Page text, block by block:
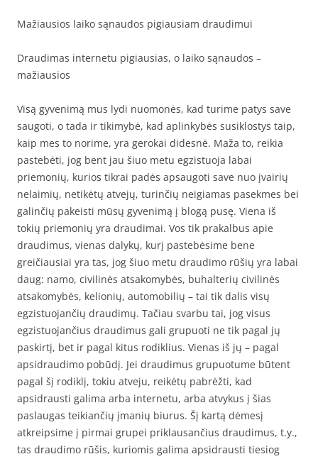
Mažiausios laiko sąnaudos pigiausiam draudimui
Draudimas internetu pigiausias, o laiko sąnaudos –
mažiausios
Visą gyvenimą mus lydi nuomonės, kad turime patys save
saugoti, o tada ir tikimybė, kad aplinkybės susiklostys taip,
kaip mes to norime, yra gerokai didesnė. Maža to, reikia
pastebėti, jog bent jau šiuo metu egzistuoja labai
priemonių, kurios tikrai padės apsaugoti save nuo įvairių
nelaimių, netikėtų atvejų, turinčių neigiamas pasekmes bei
galinčių pakeisti mūsų gyvenimą į blogą pusę. Viena iš
tokių priemonių yra draudimai. Vos tik prakalbus apie
draudimus, vienas dalykų, kurį pastebėsime bene
greičiausiai yra tas, jog šiuo metu draudimo rūšių yra labai
daug: namo, civilinės atsakomybės, buhalterių civilinės
atsakomybės, kelionių, automobilių – tai tik dalis visų
egzistuojančių draudimų. Tačiau svarbu tai, jog visus
egzistuojančius draudimus gali grupuoti ne tik pagal jų
paskirtį, bet ir pagal kitus rodiklius. Vienas iš jų – pagal
apsidraudimo pobūdį. Jei draudimus grupuotume būtent
pagal šį rodiklį, tokiu atveju, reikėtų pabrėžti, kad
apsidrausti galima arba internetu, arba atvykus į šias
paslaugas teikiančių įmanių biurus. Šį kartą dėmesį
atkreipsime į pirmai grupei priklausančius draudimus, t.y.,
tas draudimo rūšis, kuriomis galima apsidrausti tiesiog